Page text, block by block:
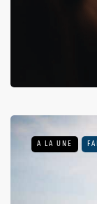
A LA UNE